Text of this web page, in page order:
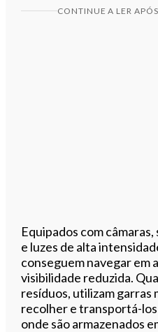
CONTINUE A LER
Equipados com
e luzes de alta
conseguem navegar em
visibilidade reduzida.
resíduos, utilizam garras
recolher e transportá-
onde são armazenados